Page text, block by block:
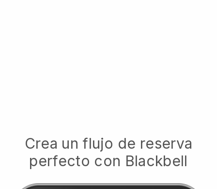
Crea un flujo de reserva
perfecto con Blackbell